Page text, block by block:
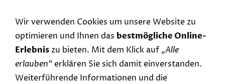
Wir verwenden Cookies um unsere Website zu
optimieren und Ihnen das bestmögliche Online-
Erlebniszu bieten. Mit dem Klick auf „Alle
erlauben“erklären Sie sich damit einverstanden.
Weiterführende Informationen und die